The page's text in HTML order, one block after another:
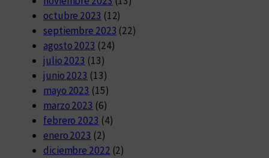
octubre 2023 (12)
septiembre 2023 (22)
agosto 2023 (24)
julio 2023 (13)
junio 2023 (13)
mayo 2023 (15)
marzo 2023 (6)
febrero 2023 (4)
enero 2023 (2)
diciembre 2022 (2)